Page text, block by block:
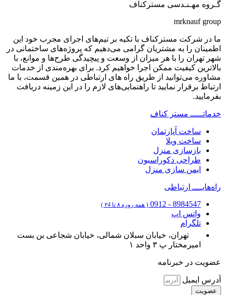
گـروه مهـنـدسی مسترکناف
mrknauf group
ما در شرکت مسترکناف با تکیه بر تیم‌های اجرای مجرب خود این
اطمینان را به مشتریان گرامی می‌دهیم که پروژه‌های ساختمانی در
شهر تهران را با هر میزان از وسعت و پیچیدگی طرح‌ها و موانع، با
بالاترین کیفیت ممکن اجرا خواهیم کرد. برای بهره‌مندی از خدمات
مشاوره می‌توانید از طریق راه های ارتباطی در همین قسمت، با ما
ارتباط برقرار نمایید تا راهنمایی‌های لازم را در این زمینه دریافت
بفرمایید.
خدماتـــــمستر کناف
ساخت آپارتمان
ساخت ویلا
بازسازی منزل
طراحی دکوراسیون
ایمن سازی منزل
راه‌هایــــارتباطی
8984547 - 0912
( همه روزه ۸ تا ۲4 )
واتس اپ
تلگرام
تهران، خیابان سبلان شمالی، خیابان شجاعی بن بست
امیرمختار پ ۳ واحد ۱
عضویت در خبرنامه
آدرس ایمیل
عضویت